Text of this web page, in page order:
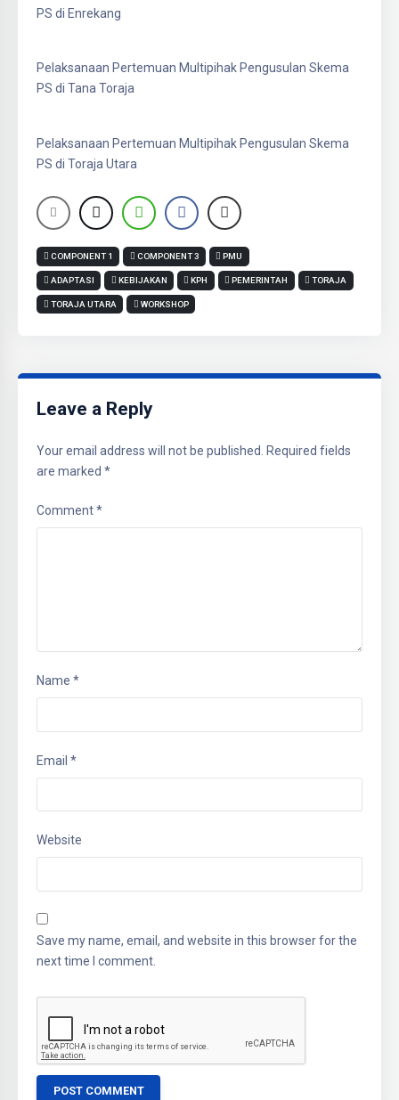
PS di Enrekang
Pelaksanaan Pertemuan Multipihak Pengusulan Skema
PS di Tana Toraja
Pelaksanaan Pertemuan Multipihak Pengusulan Skema
PS di Toraja Utara
COMPONENT 1 COMPONENT 3 PMU
ADAPTASI KEBIJAKAN KPH PEMERINTAH TORAJA
TORAJA UTARA WORKSHOP
Leave a Reply
Your email address will not be published. Required fields
are marked *
Comment*
Name *
Email *
Website
Save my name, email, and website in this browser for the
next time I comment.